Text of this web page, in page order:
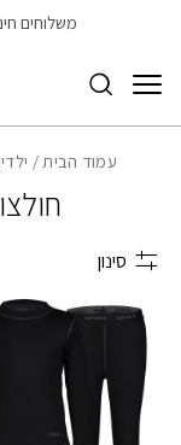
Skip to Contentמשלוחים חינם
עמוד הבית/
סינון